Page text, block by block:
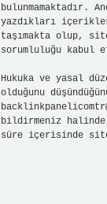
bulunmamaktadır.
yazdıkları
taşımakta olup,
sorumluluğu kabul
Hukuka ve yasal
olduğunu
bildirmeniz
süre içerisinde